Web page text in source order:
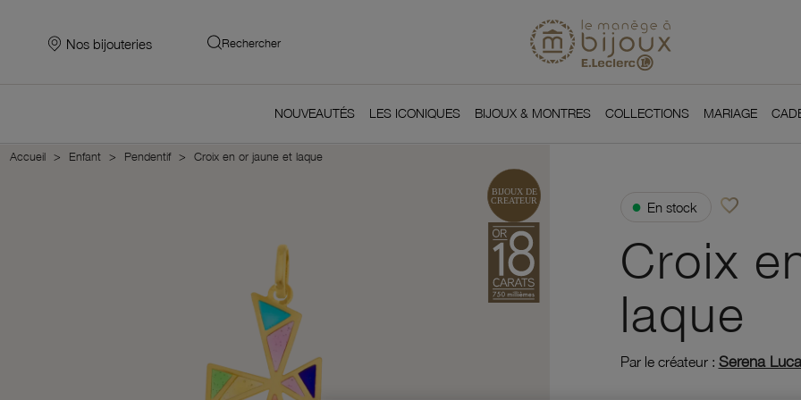
Nos bijouteries Rechercher
NOUVEAUTÉS LES ICONIQUES BIJOUX & MONTRES COLLECTIONS MARIAGE
Accueil Enfant Pendentif Croix en or jaune et laque
● En stock favorite_borderAjouter à vos
Croix
laque
Par le créateur : Serena